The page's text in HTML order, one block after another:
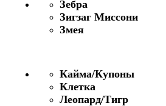
Зебра
Зигзаг Миссони
Змея
Кайма/Купоны
Клетка
Леопард/Тигр